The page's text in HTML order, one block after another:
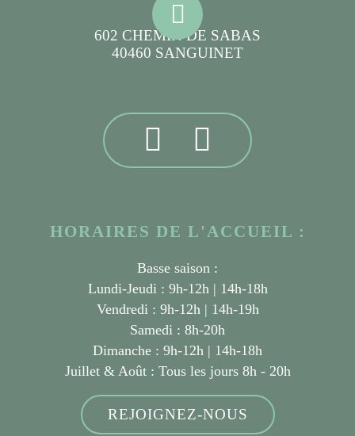
602 CHEMIN DE SABAS
40460 SANGUINET
HORAIRES DE L'ACCUEIL :
Basse saison :
Lundi-Jeudi : 9h-12h | 14h-18h
Vendredi : 9h-12h | 14h-19h
Samedi : 8h-20h
Dimanche : 9h-12h | 14h-18h
Juillet & Août : Tous les jours 8h - 20h
REJOIGNEZ-NOUS